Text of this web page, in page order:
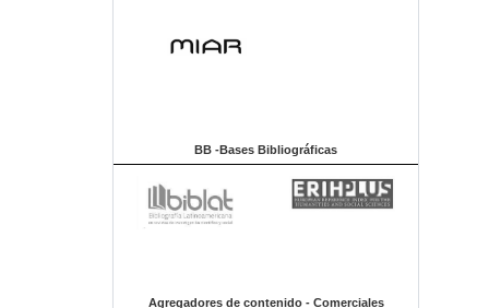
BB -Bases Bibliográficas
Agregadores de contenido - Comerciales